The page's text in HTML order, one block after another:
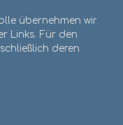
übernehmen wir
Links. Für den
deren